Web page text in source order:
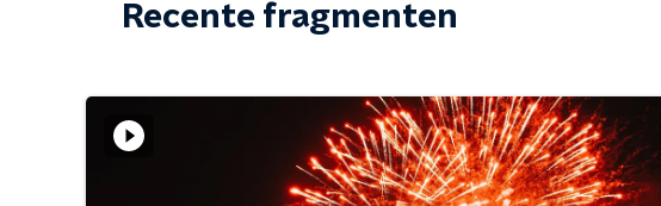
Recente fragmenten